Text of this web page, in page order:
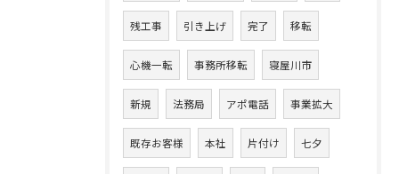
残工事 引き上げ 完了 移転
心機一転 事務所移転 寝屋川市
新規 法務局 アポ電話 事業拡大
既存お客様 本社 片付け 七夕